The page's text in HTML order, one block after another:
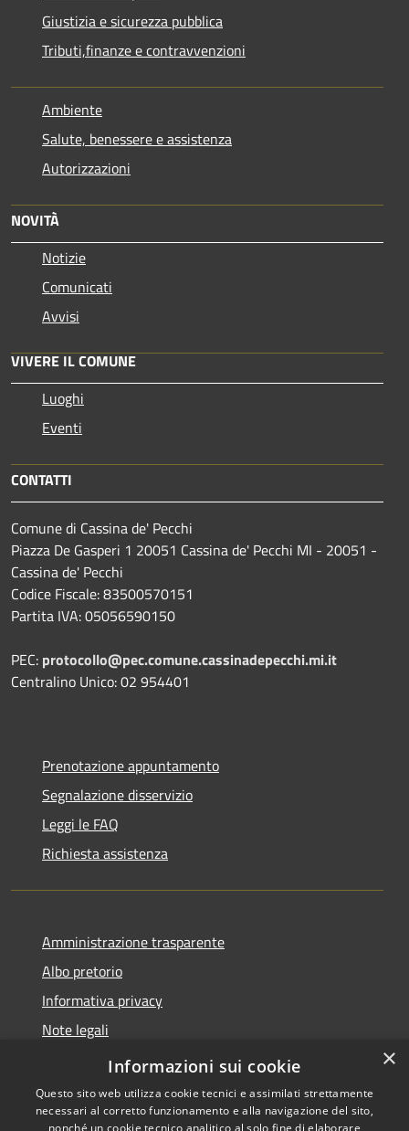
Giustizia e sicurezza pubblica
Tributi,finanze e contravvenzioni
Ambiente
Salute, benessere e assistenza
Autorizzazioni
NOVITÀ
Notizie
Comunicati
Avvisi
VIVERE IL COMUNE
Luoghi
Eventi
CONTATTI
Comune di Cassina de' Pecchi
Piazza De Gasperi 1 20051 Cassina de' Pecchi MI - 20051 -
Cassina de' Pecchi
Codice Fiscale: 83500570151
Partita IVA: 05056590150
PEC: protocollo@pec.comune.cassinadepecchi.mi.it
Centralino Unico: 02 954401
Prenotazione appuntamento
Segnalazione disservizio
Leggi le FAQ
Richiesta assistenza
Amministrazione trasparente
Albo pretorio
Informativa privacy
Note legali
Dichiarazione di accessibilità
×
Informazioni sui cookie
Questo sito web utilizza cookie tecnici e assimilati strettamente
necessari al corretto funzionamento e alla navigazione del sito,
nonché un cookie tecnico analitico al solo fine di elaborare